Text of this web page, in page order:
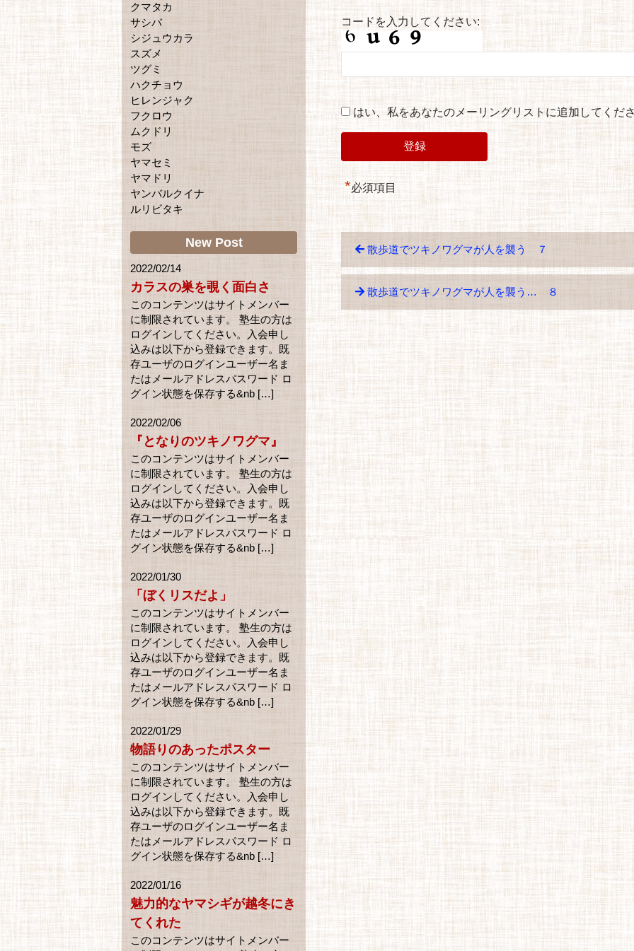
コードを入力してください:
はい、私をあなたのメーリングリストに追加してくだ
*必須項目
散歩道でツキノワグマが人を襲う ７
散歩道でツキノワグマが人を襲う… ８
クマタカ
サシバ
シジュウカラ
スズメ
ツグミ
ハクチョウ
ヒレンジャク
フクロウ
ムクドリ
モズ
ヤマセミ
ヤマドリ
ヤンバルクイナ
ルリビタキ
New Post
2022/02/14
カラスの巣を覗く面白さ
このコンテンツはサイトメンバー
に制限されています。 塾生の方は
ログインしてください。入会申し
込みは以下から登録できます。既
存ユーザのログインユーザー名ま
たはメールアドレスパスワード ロ
グイン状態を保存する&nb […]
2022/02/06
『となりのツキノワグマ』
このコンテンツはサイトメンバー
に制限されています。 塾生の方は
ログインしてください。入会申し
込みは以下から登録できます。既
存ユーザのログインユーザー名ま
たはメールアドレスパスワード ロ
グイン状態を保存する&nb […]
2022/01/30
「ぼくリスだよ」
このコンテンツはサイトメンバー
に制限されています。 塾生の方は
ログインしてください。入会申し
込みは以下から登録できます。既
存ユーザのログインユーザー名ま
たはメールアドレスパスワード ロ
グイン状態を保存する&nb […]
2022/01/29
物語りのあったポスター
このコンテンツはサイトメンバー
に制限されています。 塾生の方は
ログインしてください。入会申し
込みは以下から登録できます。既
存ユーザのログインユーザー名ま
たはメールアドレスパスワード ロ
グイン状態を保存する&nb […]
2022/01/16
魅力的なヤマシギが越冬にき
てくれた
このコンテンツはサイトメンバー